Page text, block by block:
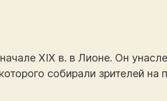
XIX в. в Лионе. Он
собирали зрителей